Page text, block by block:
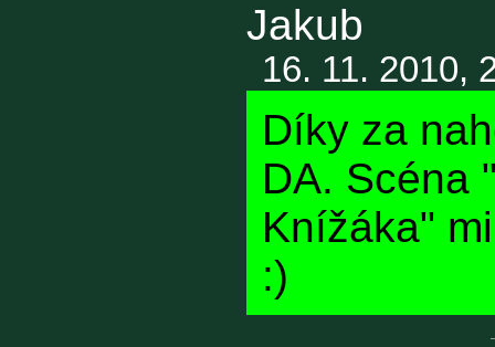
Jakub
16. 11. 2010,
Díky za
DA. Scéna
Knížáka"
:)